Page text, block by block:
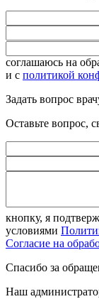
соглашаюсь на
и с политикой
Задать вопрос
Оставьте вопрос,
кнопку, я
условиями
Согласие на
Спасибо за
Наш